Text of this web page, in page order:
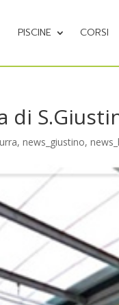
PISCINE CORSI
di
,news_giustino,